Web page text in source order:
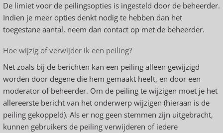
De limiet voor de peilingsopties is ingesteld door de beheerder.
Indien je meer opties denkt nodig te hebben dan het
toegestane aantal, neem dan contact op met de beheerder.
Hoe wijzig of verwijder ik een peiling?
Net zoals bij de berichten kan een peiling alleen gewijzigd
worden door degene die hem gemaakt heeft, en door een
moderator of beheerder. Om de peiling te wijzigen moet je het
allereerste bericht van het onderwerp wijzigen (hieraan is de
peiling gekoppeld). Als er nog geen stemmen zijn uitgebracht,
kunnen gebruikers de peiling verwijderen of iedere